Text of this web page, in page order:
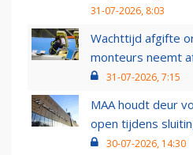
31-07-2026, 8:03
Wachttijd afgifte
monteurs neemt
31-07-2026, 7:15
MAA houdt deur
open tijdens
30-07-2026, 14:30